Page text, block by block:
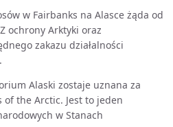
w Fairbanks na Alasce żąda od
ochrony Arktyki oraz
zakazu działalności
Alaski zostaje uznana za
the Arctic. Jest to jeden
w Stanach